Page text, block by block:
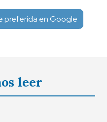
preferida en Google
leer